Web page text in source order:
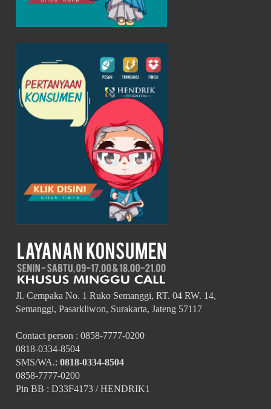
Jl. Cempaka No. 1 Ruko Semanggi, RT. 04 RW. 14,
Semanggi, Pasarkliwon, Surakarta, Jateng 57117
Contact person : 0858-7777-0200
0818-0334-8504
SMS/WA.: 0818-0334-8504
0858-7777-0200
Pin BB : D33F4173 / HENDRIK1